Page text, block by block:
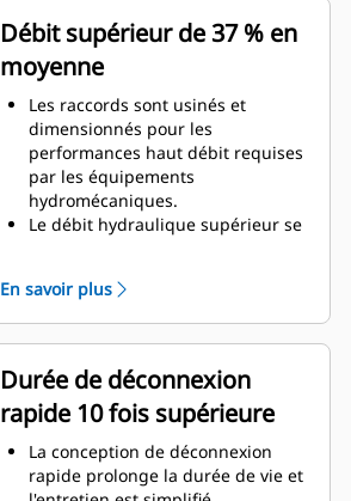
Débit supérieur de 37 % en
moyenne
Les raccords sont usinés et
dimensionnés pour les
performances haut débit requises
par les équipements
hydromécaniques.
Le débit hydraulique supérieur se
hydraulique moins restreint.
Le ressort enfermé empêche la
contamination du circuit
hydraulique.
Les branchements hydrauliques à
sécurité intégrée créent un circuit
pour le débit de liquide
hydraulique et aucun risque de
déversements pendant le
En savoir plus
Durée de déconnexion
rapide 10 fois supérieure
La conception de déconnexion
rapide prolonge la durée de vie et